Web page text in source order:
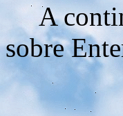
A
sobre